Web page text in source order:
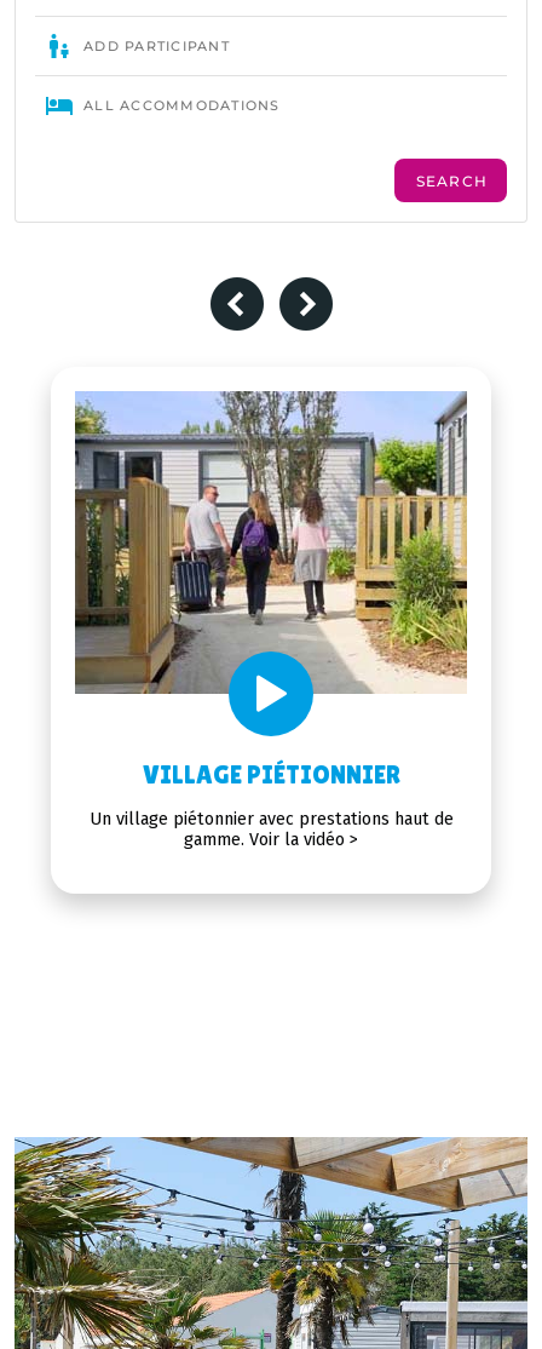
LOCATION MID-WEEK
Séjour de 4 nuits en mobil-home pour 2 ou 4
personnes du 16/05 au 01/07. Détail de l'offre >